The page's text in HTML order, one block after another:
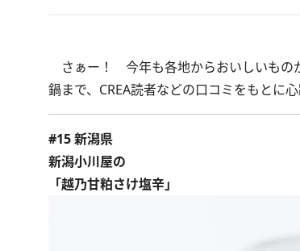
さぁー！ 今年も各地からおいしいもの
鍋まで、CREA読者などの口コミをもとに
#15 新潟県
新潟小川屋の
「越乃甘粕さけ塩辛」